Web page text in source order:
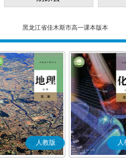
黑龙江省佳木斯市高一课本版本
人教版 人